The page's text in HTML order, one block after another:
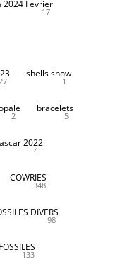
2024 Fevrier
17
27
shells show
1
2
bracelets
5
2022
4
COWRIES
348
DIVERS
98
FOSSILES
133